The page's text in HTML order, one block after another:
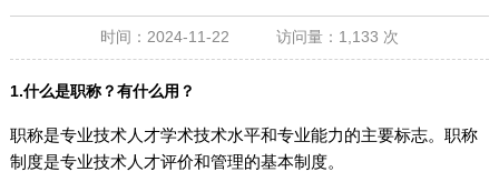
时间：2024-11-22 访问量：1,133 次
1.什么是职称？有什么用？
职称是专业技术人才学术技术水平和专业能力的主要标志。职称
制度是专业技术人才评价和管理的基本制度。